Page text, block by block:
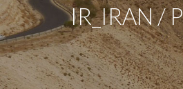
IR_IRAN /